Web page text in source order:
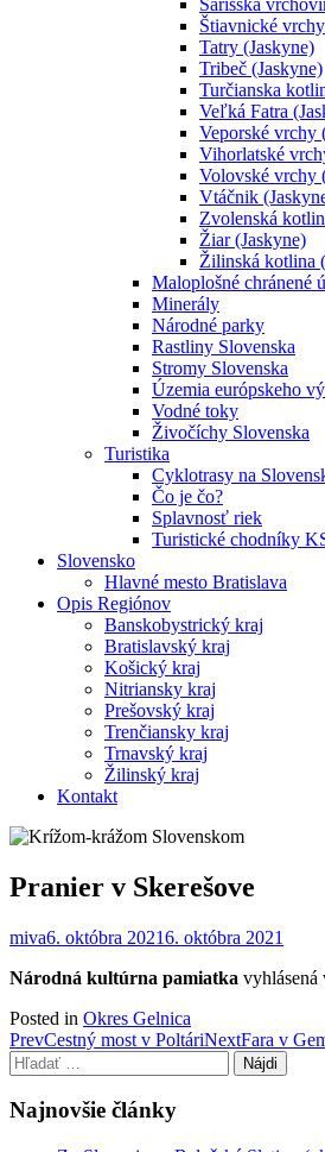
Štiavnické
Tatry (Jaskyne)
Tribeč (Jaskyne)
Turčianska
Veľká Fatra
Veporské vrchy
Vihorlatské
Volovské vrchy
Vtáčnik
Zvolenská
Žiar (Jaskyne)
Žilinská kotlina
Maloplošné chránené
Minerály
Národné parky
Rastliny Slovenska
Stromy Slovenska
Územia európskeho
Vodné toky
Živočíchy Slovenska
Turistika
Cyklotrasy na
Čo je čo?
Splavnosť riek
Turistické chodníky
Slovensko
Hlavné mesto Bratislava
Opis Regiónov
Banskobystrický kraj
Bratislavský kraj
Košický kraj
Nitriansky kraj
Prešovský kraj
Trenčiansky kraj
Trnavský kraj
Žilinský kraj
Kontakt
Pranier v Skerešove
miva6. októbra 20216. októbra 2021
Národná kultúrna pamiatka vyhlásená
Posted in Okres Gelnica
Post
navigation
PrevCestný most v PoltáriNextFara v
Hľadať:
Najnovšie články